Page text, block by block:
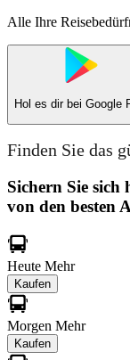
Alle Ihre
Hol es dir bei Google
Finden Sie das
Sichern Sie
von den besten
Heute Mehr
Kaufen
Morgen Mehr
Kaufen